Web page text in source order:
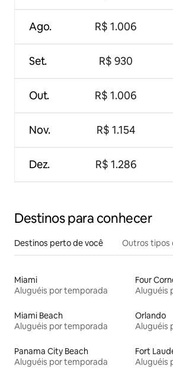
Ago.
Set.
Out.
Nov.
Dez.
R$ 1.006
R$ 930
R$ 1.006
R$ 1.154
R$ 1.286
Destinos para conhecer
Destinos perto de você Outros tipos
Miami
Aluguéis por temporada
Four
Aluguéis
Miami Beach
Aluguéis por temporada
Orlando
Aluguéis
Panama City Beach
Aluguéis por temporada
Fort
Aluguéis